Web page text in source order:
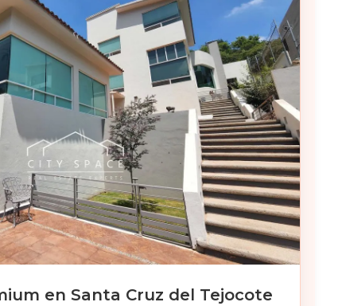
en Santa Cruz del Tejocote